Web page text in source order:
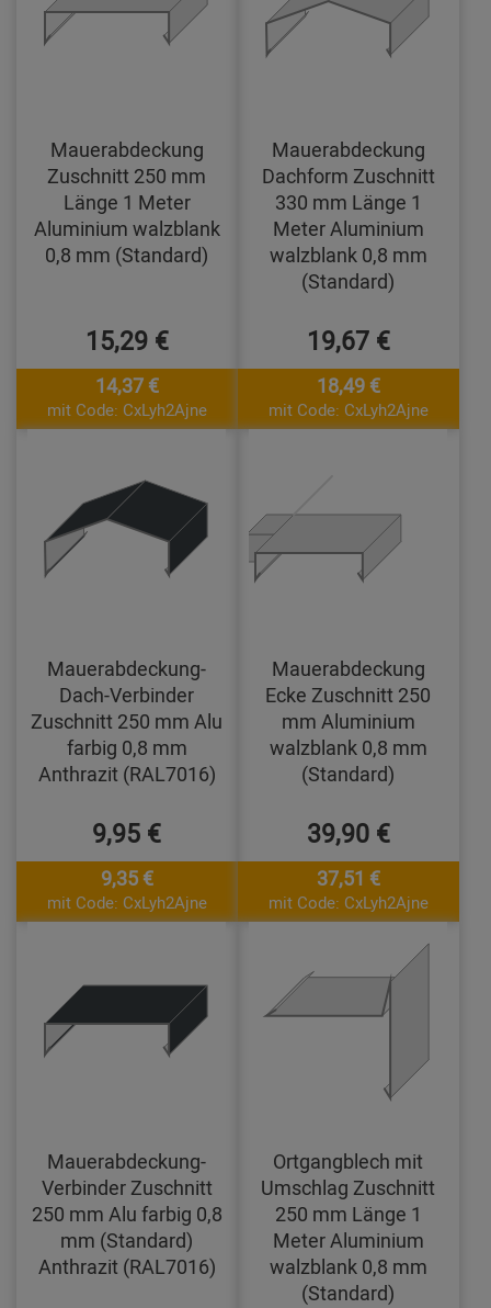
Mauerabdeckung
Zuschnitt 250 mm
Länge 1 Meter
Aluminium walzblank
0,8 mm (Standard)
15,29 €
14,37 €
mit Code: CxLyh2Ajne
Mauerabdeckung
Dachform Zuschnitt
330 mm Länge 1
Meter Aluminium
walzblank 0,8 mm
(Standard)
19,67 €
18,49 €
mit Code: CxLyh2Ajne
Mauerabdeckung-
Dach-Verbinder
Zuschnitt 250 mm Alu
farbig 0,8 mm
Anthrazit (RAL7016)
9,95 €
9,35 €
mit Code: CxLyh2Ajne
Mauerabdeckung
Ecke Zuschnitt 250
mm Aluminium
walzblank 0,8 mm
(Standard)
39,90 €
37,51 €
mit Code: CxLyh2Ajne
Mauerabdeckung-
Verbinder Zuschnitt
250 mm Alu farbig 0,8
mm (Standard)
Anthrazit (RAL7016)
Ortgangblech mit
Umschlag Zuschnitt
250 mm Länge 1
Meter Aluminium
walzblank 0,8 mm
(Standard)